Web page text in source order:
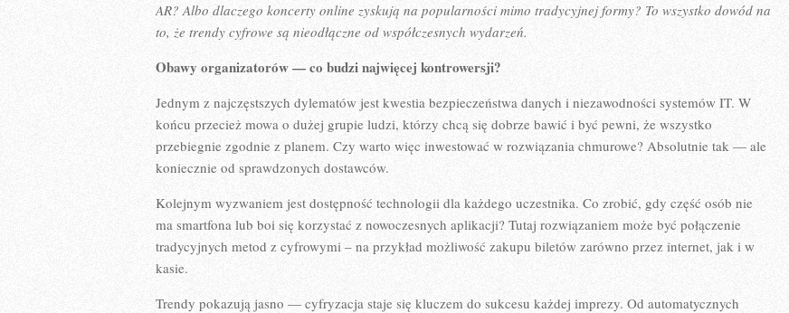
AR? Albo dlaczego koncerty online zyskują na popularności mimo tradycyjnej formy? To wszystko dowód na
to, że trendy cyfrowe są nieodłączne od współczesnych wydarzeń.
Obawy organizatorów — co budzi najwięcej kontrowersji?
Jednym z najczęstszych dylematów jest kwestia bezpieczeństwa danych i niezawodności systemów IT. W
końcu przecież mowa o dużej grupie ludzi, którzy chcą się dobrze bawić i być pewni, że wszystko
przebiegnie zgodnie z planem. Czy warto więc inwestować w rozwiązania chmurowe? Absolutnie tak — ale
koniecznie od sprawdzonych dostawców.
Kolejnym wyzwaniem jest dostępność technologii dla każdego uczestnika. Co zrobić, gdy część osób nie
ma smartfona lub boi się korzystać z nowoczesnych aplikacji? Tutaj rozwiązaniem może być połączenie
tradycyjnych metod z cyfrowymi – na przykład możliwość zakupu biletów zarówno przez internet, jak i w
kasie.
Trendy pokazują jasno — cyfryzacja staje się kluczem do sukcesu każdej imprezy. Od automatycznych